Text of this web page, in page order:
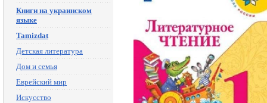
Книги на украинском
языке
Tamizdat
Детская литература
Дом и семья
Еврейский мир
Искусство